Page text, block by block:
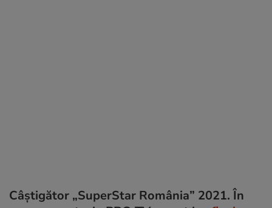
Câștigător „SuperStar România” 2021. În